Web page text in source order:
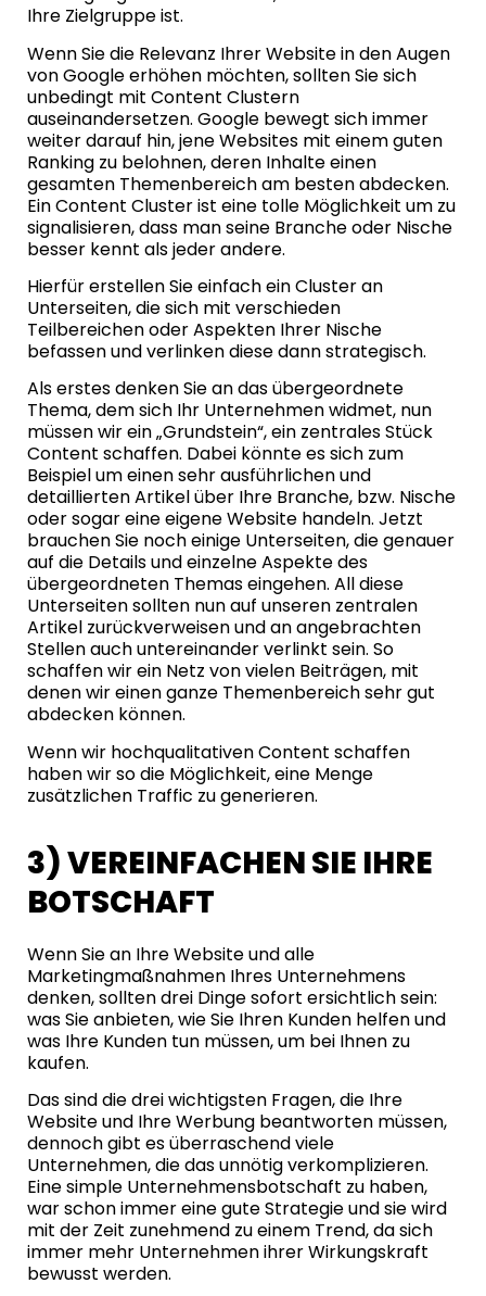
Ihre Zielgruppe ist.
Wenn Sie die Relevanz Ihrer Website in den Augen
von Google erhöhen möchten, sollten Sie sich
unbedingt mit Content Clustern
auseinandersetzen. Google bewegt sich immer
weiter darauf hin, jene Websites mit einem guten
Ranking zu belohnen, deren Inhalte einen
gesamten Themenbereich am besten abdecken.
Ein Content Cluster ist eine tolle Möglichkeit um zu
signalisieren, dass man seine Branche oder Nische
besser kennt als jeder andere.
Hierfür erstellen Sie einfach ein Cluster an
Unterseiten, die sich mit verschieden
Teilbereichen oder Aspekten Ihrer Nische
befassen und verlinken diese dann strategisch.
Als erstes denken Sie an das übergeordnete
Thema, dem sich Ihr Unternehmen widmet, nun
müssen wir ein „Grundstein“, ein zentrales Stück
Content schaffen. Dabei könnte es sich zum
Beispiel um einen sehr ausführlichen und
detaillierten Artikel über Ihre Branche, bzw. Nische
oder sogar eine eigene Website handeln. Jetzt
brauchen Sie noch einige Unterseiten, die genauer
auf die Details und einzelne Aspekte des
übergeordneten Themas eingehen. All diese
Unterseiten sollten nun auf unseren zentralen
Artikel zurückverweisen und an angebrachten
Stellen auch untereinander verlinkt sein. So
schaffen wir ein Netz von vielen Beiträgen, mit
denen wir einen ganze Themenbereich sehr gut
abdecken können.
Wenn wir hochqualitativen Content schaffen
haben wir so die Möglichkeit, eine Menge
zusätzlichen Traffic zu generieren.
3) VEREINFACHEN SIE IHRE
BOTSCHAFT
Wenn Sie an Ihre Website und alle
Marketingmaßnahmen Ihres Unternehmens
denken, sollten drei Dinge sofort ersichtlich sein:
was Sie anbieten, wie Sie Ihren Kunden helfen und
was Ihre Kunden tun müssen, um bei Ihnen zu
kaufen.
Das sind die drei wichtigsten Fragen, die Ihre
Website und Ihre Werbung beantworten müssen,
dennoch gibt es überraschend viele
Unternehmen, die das unnötig verkomplizieren.
Eine simple Unternehmensbotschaft zu haben,
war schon immer eine gute Strategie und sie wird
mit der Zeit zunehmend zu einem Trend, da sich
immer mehr Unternehmen ihrer Wirkungskraft
bewusst werden.